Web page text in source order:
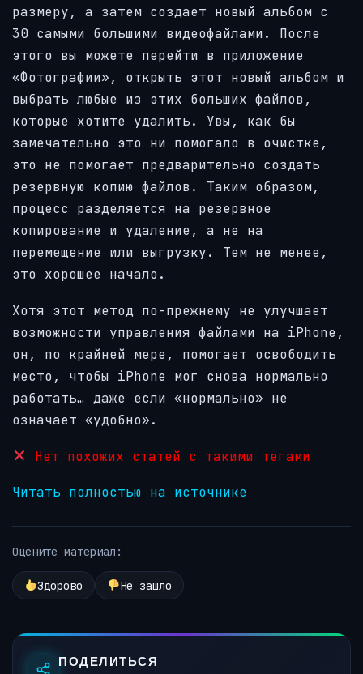
размеру, а затем создает новый альбом с
30 самыми большими видеофайлами. После
этого вы можете перейти в приложение
«Фотографии», открыть этот новый альбом и
выбрать любые из этих больших файлов,
которые хотите удалить. Увы, как бы
замечательно это ни помогало в очистке,
это не помогает предварительно создать
резервную копию файлов. Таким образом,
процесс разделяется на резервное
копирование и удаление, а не на
перемещение или выгрузку. Тем не менее,
это хорошее начало.
Хотя этот метод по-прежнему не улучшает
возможности управления файлами на iPhone,
он, по крайней мере, помогает освободить
место, чтобы iPhone мог снова нормально
работать… даже если «нормально» не
означает «удобно».
Нет похожих статей с такими тегами
Читать полностью на источнике
Оцените материал:
Здорово Не зашло
ПОДЕЛИТЬСЯ